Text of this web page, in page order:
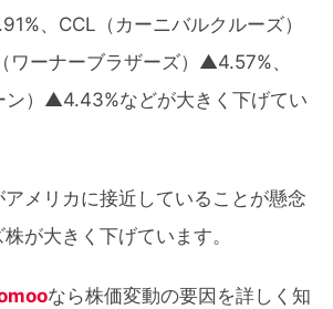
、CCL（カーニバルクルーズ）
ーナーブラザーズ）▲4.57%、
ン）▲4.43%などが大きく下げてい
メリカに接近していることが懸念
が大きく下げています。
なら株価変動の要因を詳しく知